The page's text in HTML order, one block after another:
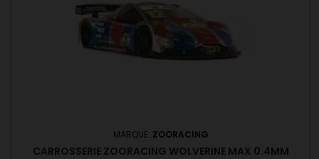
MARQUE: ZOORACING
CARROSSERIE ZOORACING WOLVERINE MAX 0.4MM